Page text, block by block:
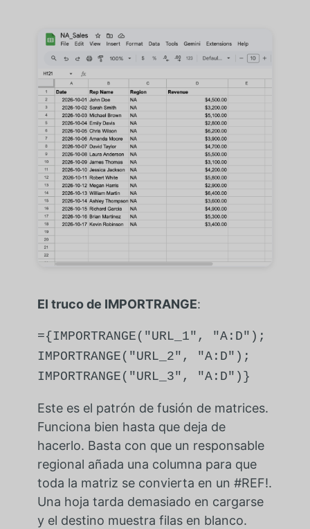
El truco de IMPORTRANGE:
={IMPORTRANGE("URL_1", "A:D");
IMPORTRANGE("URL_2", "A:D");
IMPORTRANGE("URL_3", "A:D")}
Este es el patrón de fusión de matrices.
Funciona bien hasta que deja de
hacerlo. Basta con que un responsable
regional añada una columna para que
toda la matriz se convierta en un #REF!.
Una hoja tarda demasiado en cargarse
y el destino muestra filas en blanco.